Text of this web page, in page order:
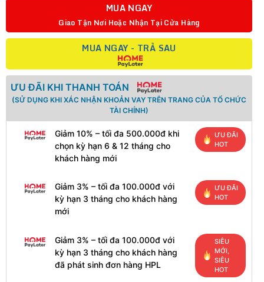
MUA NGAY
Giao Tận Nơi Hoặc Nhận Tại Cửa Hàng
MUA NGAY - TRẢ SAU
ƯU ĐÃI KHI THANH TOÁN
(SỬ DỤNG KHI XÁC NHẬN KHOẢN VAY TRÊN TRANG CỦA TỔ CHỨC
TÀI CHÍNH)
Giảm 10% – tối đa 500.000đ khi
chọn kỳ hạn 6 & 12 tháng cho
khách hàng mới
ƯU ĐÃI
HOT
Giảm 3% – tối đa 100.000đ với
kỳ hạn 3 tháng cho khách hàng
mới
ƯU ĐÃI
HOT
Giảm 3% – tối đa 100.000đ với
kỳ hạn 3 tháng cho khách hàng
đã phát sinh đơn hàng HPL
SIÊU
MỚI,
SIÊU
HOT